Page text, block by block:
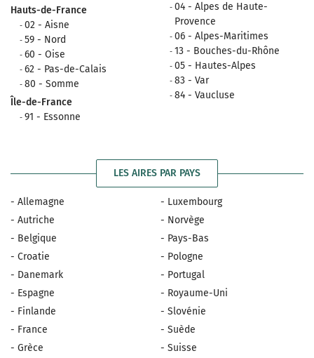
Hauts-de-France
02 - Aisne
59 - Nord
60 - Oise
62 - Pas-de-Calais
80 - Somme
Île-de-France
91 - Essonne
04 - Alpes de Haute-
Provence
06 - Alpes-Maritimes
13 - Bouches-du-Rhône
05 - Hautes-Alpes
83 - Var
84 - Vaucluse
LES AIRES PAR PAYS
- Allemagne
- Autriche
- Belgique
- Croatie
- Danemark
- Espagne
- Finlande
- France
- Grèce
- Luxembourg
- Norvège
- Pays-Bas
- Pologne
- Portugal
- Royaume-Uni
- Slovénie
- Suède
- Suisse